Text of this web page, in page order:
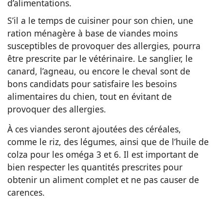
d’alimentations.
S’il a le temps de cuisiner pour son chien, une
ration ménagère à base de viandes moins
susceptibles de provoquer des allergies, pourra
être prescrite par le vétérinaire. Le sanglier, le
canard, l’agneau, ou encore le cheval sont de
bons candidats pour satisfaire les besoins
alimentaires du chien, tout en évitant de
provoquer des allergies.
À ces viandes seront ajoutées des céréales,
comme le riz, des légumes, ainsi que de l’huile de
colza pour les oméga 3 et 6. Il est important de
bien respecter les quantités prescrites pour
obtenir un aliment complet et ne pas causer de
carences.